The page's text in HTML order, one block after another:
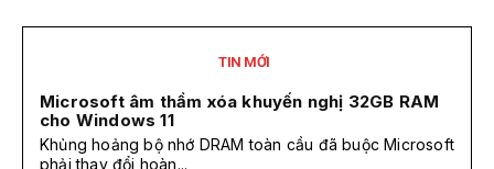
TIN MỚI
Microsoft âm thầm xóa khuyến nghị 32GB RAM
cho Windows 11
Khủng hoảng bộ nhớ DRAM toàn cầu đã buộc Microsoft
phải thay đổi hoàn...